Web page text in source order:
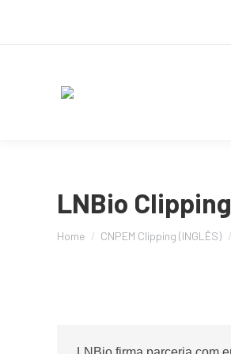
LNBio
Home CNPEM Clipping (INGLÊS)